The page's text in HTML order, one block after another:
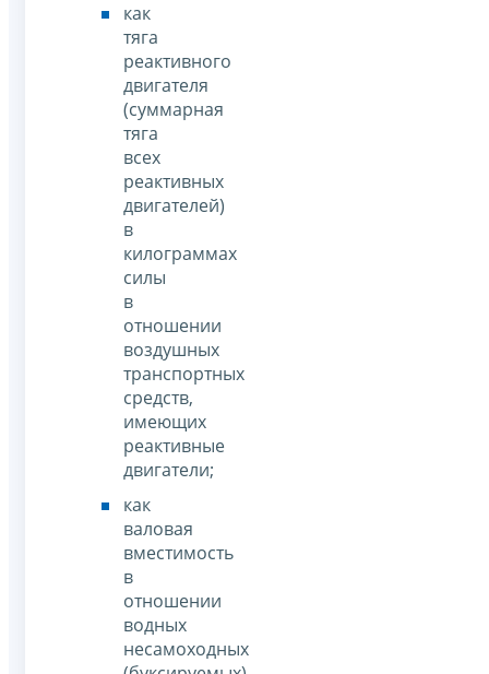
как
тяга
реактивного
двигателя
(суммарная
тяга
всех
реактивных
двигателей)
в
килограммах
силы
в
отношении
воздушных
транспортных
средств,
имеющих
реактивные
двигатели;
как
валовая
вместимость
в
отношении
водных
несамоходных